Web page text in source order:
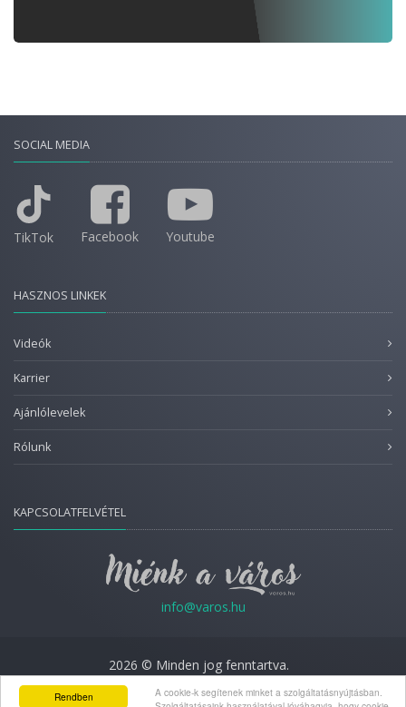
Rendben
A cookie-k segítenek minket a szolgáltatásnyújtásban.
SOCIAL MEDIA
TikTok Facebook Youtube
HASZNOS LINKEK
Videók
Karrier
Ajánlólevelek
Rólunk
KAPCSOLATFELVÉTEL
info@varos.hu
2026 © Minden jog fenntartva.
Adatkezelési nyilatkozat